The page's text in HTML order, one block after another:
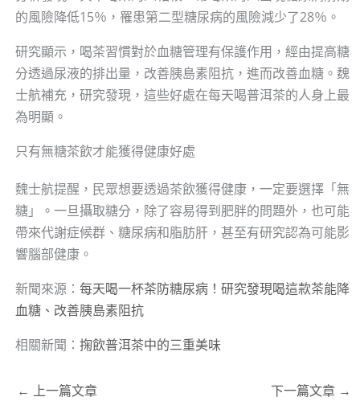
的風險降低15％，罹患第二型糖尿病的風險減少了28％。
研究顯示，喝茶習慣對於血糖管理有保護作用，經由提高糖
分透過尿液的排出量，改善胰島素阻抗，進而改善血糖。魏
士航補充，研究發現，這些好處在每天喝普洱茶的人身上最
為明顯。
只有無糖茶飲才能獲得健康好處
魏士航提醒，民眾想要透過茶飲獲得健康，一定要選擇「無
糖」。一旦攝取糖分，除了容易得到肥胖的問題外，也可能
帶來代謝症候群、糖尿病和脂肪肝，甚至有研究認為可能影
響腦部健康。
新聞來源： 每天喝一杯茶防糖尿病！研究發現喝這款茶能降
血糖、改善胰島素阻抗
相關新聞： 掬飲普洱茶中的三重美味
← 上一篇文章 下一篇文章 →